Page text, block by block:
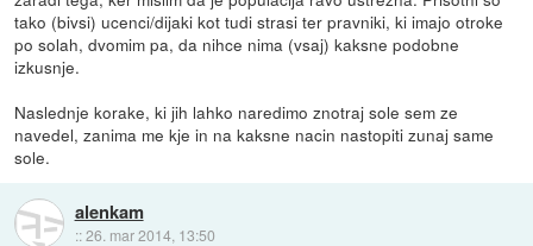
tako (bivsi) ucenci/dijaki kot tudi strasi ter pravniki, ki imajo otroke
po solah, dvomim pa, da nihce nima (vsaj) kaksne podobne
izkusnje.
Naslednje korake, ki jih lahko naredimo znotraj sole sem ze
navedel, zanima me kje in na kaksne nacin nastopiti zunaj same
sole.
alenkam
::26. mar 2014, 13:50